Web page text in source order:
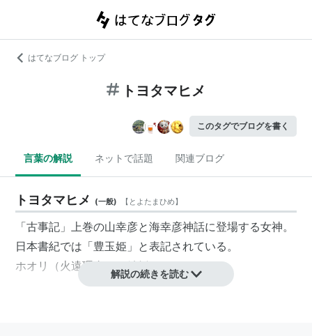
はてなブログ トップ
トヨタマヒメ
このタグでブログを書く
言葉の解説 ネットで話題 関連ブログ
トヨタマヒメ (一般) 【 とよたまひめ】
「古事記」上巻の山幸彦と海幸彦神話に登場する女神。
日本書紀では「豊玉姫 」と表記されている。
ホオリ
（ 火遠理命）と結婚した。
解説の続きを読む